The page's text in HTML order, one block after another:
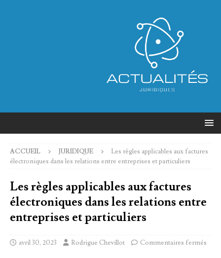
ACCUEIL JURIDIQUE
Les règles applicables aux factures
électroniques dans les relations entre entreprises et particuliers
Les règles applicables aux factures
électroniques dans les relations entre
entreprises et particuliers
avril 30, 2023 Rodrigue Chevillot Commentaires fermés